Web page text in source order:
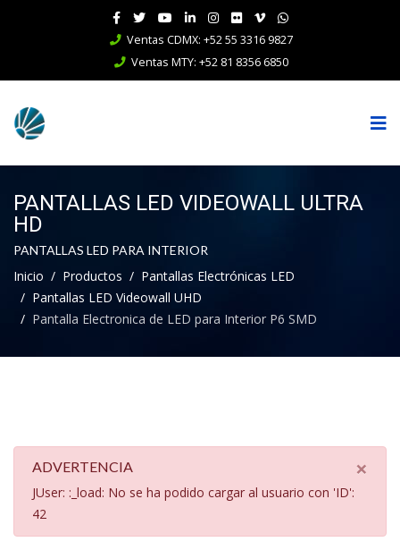
Ventas CDMX: +52 55 3316 9827
Ventas MTY: +52 81 8356 6850
PANTALLAS LED VIDEOWALL ULTRA
HD
PANTALLAS LED PARA INTERIOR
Inicio Productos
Pantallas Electrónicas LED
Pantallas LED Videowall UHD
Pantalla Electronica de LED para Interior P6 SMD
×
ADVERTENCIA
JUser: :_load: No se ha podido cargar al usuario con 'ID':
42